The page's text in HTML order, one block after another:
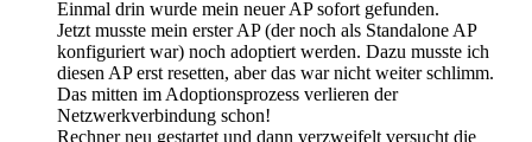
Einmal drin wurde mein neuer AP sofort gefunden.
Jetzt musste mein erster AP (der noch als Standalone AP
konfiguriert war) noch adoptiert werden. Dazu musste ich
diesen AP erst resetten, aber das war nicht weiter schlimm.
Das mitten im Adoptionsprozess verlieren der
Netzwerkverbindung schon!
Rechner neu gestartet und dann verzweifelt versucht die